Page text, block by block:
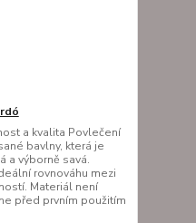
a kvalita Povlečení
bavlny, která je
a výborně savá.
rovnováhu mezi
Materiál není
před prvním použitím